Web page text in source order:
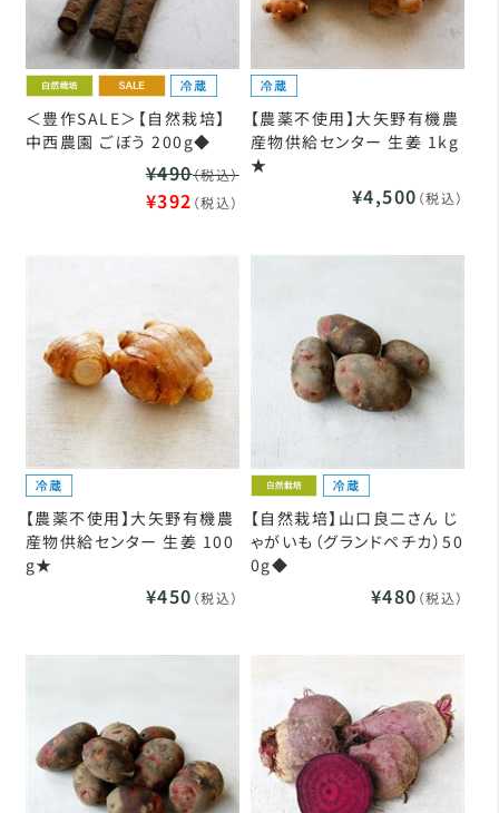
＜豊作SALE＞【自然栽培】
中西農園 ごぼう 200g◆
¥490（税込）
¥392 （税込）
【農薬不使用】大矢野有機農
産物供給センター 生姜 1kg
★
¥4,500 （税込）
【農薬不使用】大矢野有機農
産物供給センター 生姜 100
g★
¥450 （税込）
【自然栽培】山口良二さん じ
ゃがいも（グランドペチカ）50
0g◆
¥480 （税込）